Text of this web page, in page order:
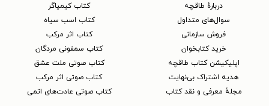
دربارهٔ طاقچه
سوال‌های متداول
فروش سازمانی
خرید کتابخوان
اپلیکیشن کتاب طاقچه
هدیه اشتراک بی‌نهایت
مجلهٔ معرفی و نقد کتاب
کتاب کیمیاگر
کتاب اسب سیاه
کتاب اثر مرکب
کتاب سمفونی مردگان
کتاب صوتی ملت عشق
کتاب صوتی اثر مرکب
کتاب صوتی عادت‌های اتمی